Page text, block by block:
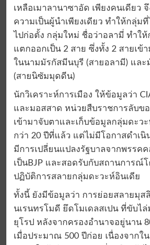
เหลือเมาลานาซาอัด เพียงคนเดียว
ความเป็นผู้นำเพียงเดียว ทำให้กลุ่ม
ไปก่อตั้ง กลุ่มใหม่ ชื่อว่าอลามี่ ทำใ
แตกออกเป็น 2 สาย ซึ่งทั้ง 2 สายเข้า
ในนามมัรกัสมีนบุรี (สายอลามี) และ
(สายนิซัมมุดดีน)
นักวิเคราะห์การเมือง ให้ข้อมูลว่า
และมอสสาด หน่วยสืบราชการลับขอ
เข้ามาจับตาและเก็บข้อมูลกลุ่มดะว
กว่า 20 ปีที่แล้ว แต่ไม่มีโอกาสดำเนิ
มีการเปลี่ยนแปลงรัฐบาลจากพรรคค
เป็นBJP และสอดรับกับสถานการณ์
ปฏิบัติการสลายกลุ่มดะวะห์อินเดีย
ทั้งนี้ ยังมีข้อมูลว่า การย่อยสลายมุส
นเรนทรโมดี ยึดโมเดลสเปน ที่ขับไ
ยุโรป หลังจากครองอำนาจอยู่นาน
เมื่อประมาณ 500 ปีก่อย เนื่องจากใ